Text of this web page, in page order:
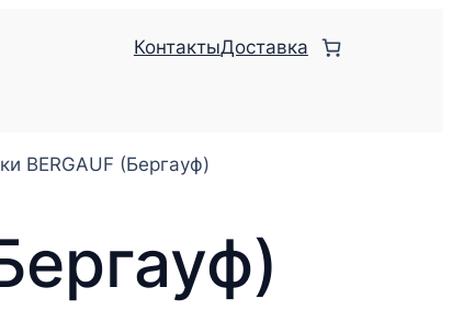
КонтактыДоставка
BЕRGAUF (Бергауф)